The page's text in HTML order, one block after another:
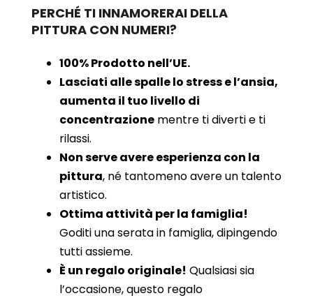
PERCHÉ TI INNAMORERAI DELLA
PITTURA CON NUMERI?
100% Prodotto nell’UE.
Lasciati alle spalle lo stress e l’ansia,
aumenta il tuo livello di
concentrazione mentre ti diverti e ti
rilassi.
Non serve avere esperienza con la
pittura, né tantomeno avere un talento
artistico.
Ottima attività per la famiglia!
Goditi una serata in famiglia, dipingendo
tutti assieme.
È un regalo originale! Qualsiasi sia
l’occasione, questo regalo